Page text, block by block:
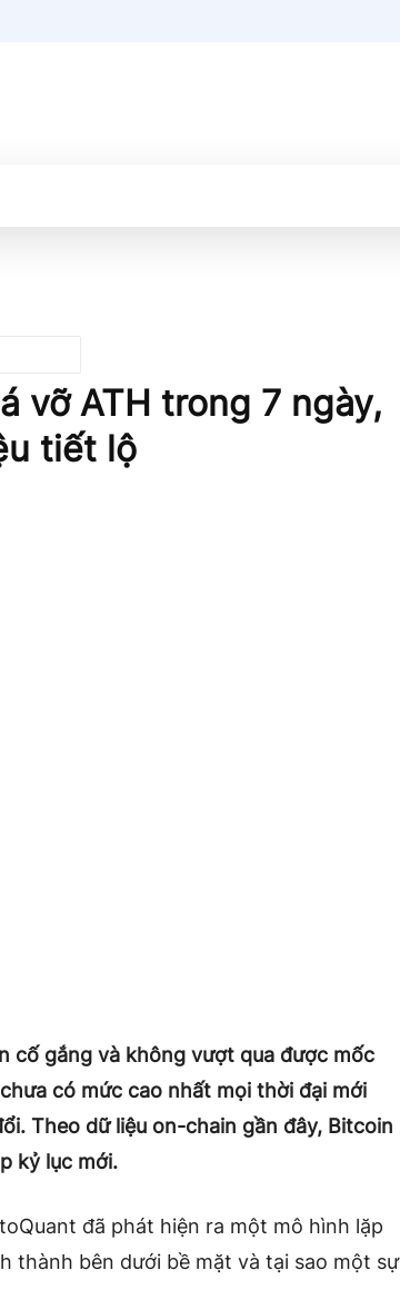
vỡ ATH trong 7 ngày,
tiết lộ
cố gắng và không vượt qua được mốc
có mức cao nhất mọi thời đại mới
Theo dữ liệu on-chain gần đây, Bitcoin
kỷ lục mới.
đã phát hiện ra một mô hình lặp
thành bên dưới bề mặt và tại sao một sự